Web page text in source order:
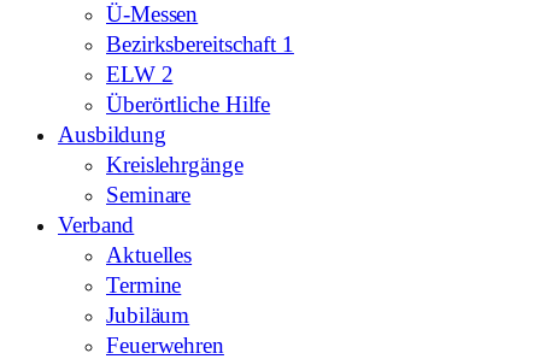
Ü-Messen
Bezirksbereitschaft 1
ELW 2
Überörtliche Hilfe
Ausbildung
Kreislehrgänge
Seminare
Verband
Aktuelles
Termine
Jubiläum
Feuerwehren